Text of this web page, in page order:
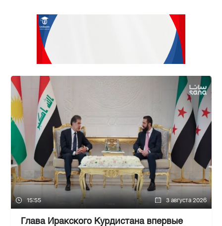
15:55 3 августа 2026
Глава Иракского Курдистана впервые